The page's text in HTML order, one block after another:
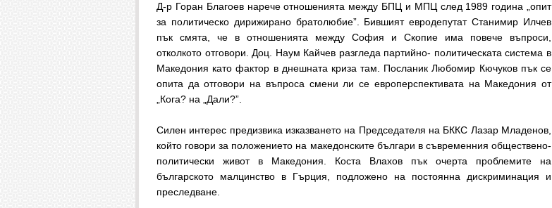
Д-р Горан Благоев нарече отношенията между БПЦ и МПЦ след 1989 година „опит
за политическо дирижирано братолюбие”. Бившият евродепутат Станимир Илчев
пък смята, че в отношенията между София и Скопие има повече въпроси,
отколкото отговори. Доц. Наум Кайчев разгледа партийно- политическата система в
Македония като фактор в днешната криза там. Посланик Любомир Кючуков пък се
опита да отговори на въпроса смени ли се европерспективата на Македония от
„Кога? на „Дали?”.
Силен интерес предизвика изказването на Председателя на БККС Лазар Младенов,
който говори за положението на македонските българи в съвременния обществено-
политически живот в Македония. Коста Влахов пък очерта проблемите на
българското малцинство в Гърция, подложено на постоянна дискриминация и
преследване.